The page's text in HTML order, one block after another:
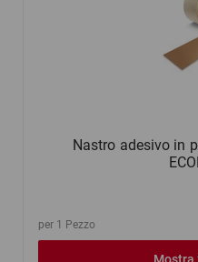
Nastro adesivo in
per 1 Pezzo